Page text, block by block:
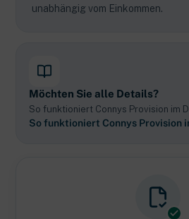
unabhängig vom Einkommen.
Möchten Sie alle Details?
So funktioniert Connys Provision im
So funktioniert Connys Provision